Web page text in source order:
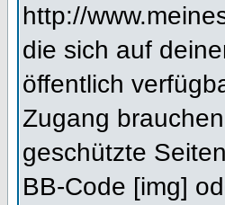
http://
die sich auf
öffentlich
Zugang
geschützte
BB-Code [img]